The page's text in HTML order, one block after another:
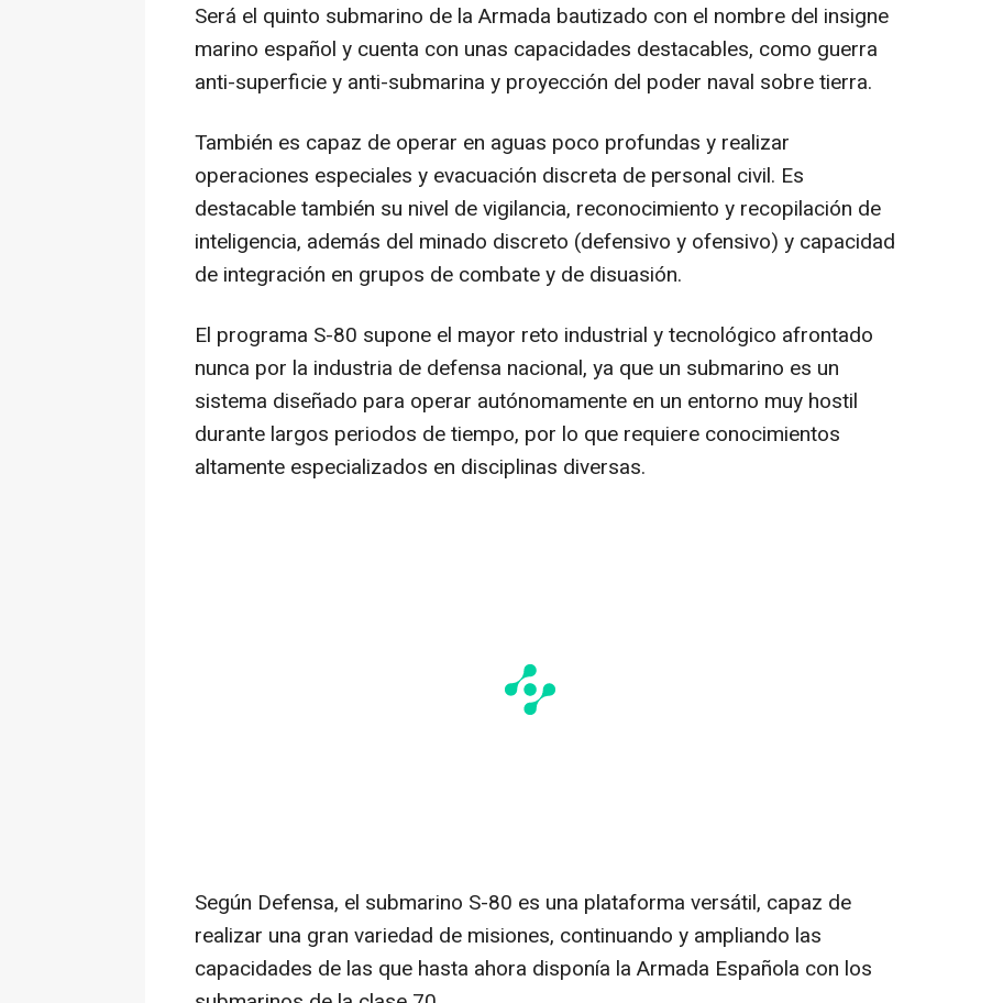
Será el quinto submarino de la Armada bautizado con el nombre del insigne
marino español y cuenta con unas capacidades destacables, como guerra
anti-superficie y anti-submarina y proyección del poder naval sobre tierra.
También es capaz de operar en aguas poco profundas y realizar
operaciones especiales y evacuación discreta de personal civil. Es
destacable también su nivel de vigilancia, reconocimiento y recopilación de
inteligencia, además del minado discreto (defensivo y ofensivo) y capacidad
de integración en grupos de combate y de disuasión.
El programa S-80 supone el mayor reto industrial y tecnológico afrontado
nunca por la industria de defensa nacional, ya que un submarino es un
sistema diseñado para operar autónomamente en un entorno muy hostil
durante largos periodos de tiempo, por lo que requiere conocimientos
altamente especializados en disciplinas diversas.
Según Defensa, el submarino S-80 es una plataforma versátil, capaz de
realizar una gran variedad de misiones, continuando y ampliando las
capacidades de las que hasta ahora disponía la Armada Española con los